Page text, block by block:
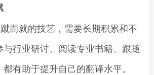
而就的技艺，需要长期积累和不
与行业研讨、阅读专业书籍、跟随
有助于提升自己的翻译水平。